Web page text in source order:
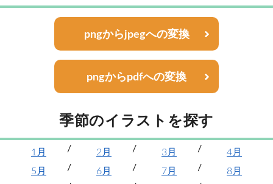
pngからjpegへの変換
pngからpdfへの変換
季節のイラストを探す
1月 2月 3月
4月
5月
6月 7月
8月